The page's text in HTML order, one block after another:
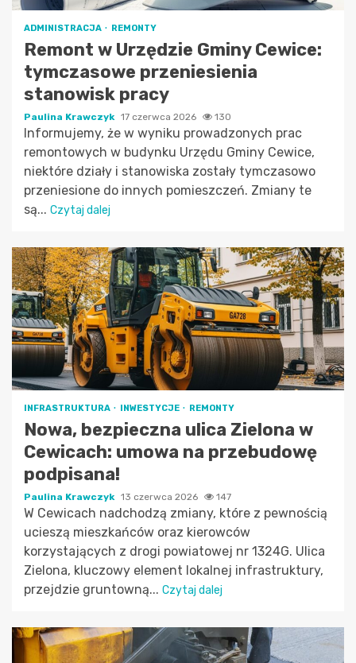
ADMINISTRACJA REMONTY
Remont w Urzędzie Gminy Cewice:
tymczasowe przeniesienia
stanowisk pracy
Paulina Krawczyk 17 czerwca 2026 130
Informujemy, że w wyniku prowadzonych prac
remontowych w budynku Urzędu Gminy Cewice,
niektóre działy i stanowiska zostały tymczasowo
przeniesione do innych pomieszczeń. Zmiany te
są... Czytaj dalej
INFRASTRUKTURA INWESTYCJE REMONTY
Nowa, bezpieczna ulica Zielona w
Cewicach: umowa na przebudowę
podpisana!
Paulina Krawczyk 13 czerwca 2026 147
W Cewicach nadchodzą zmiany, które z pewnością
ucieszą mieszkańców oraz kierowców
korzystających z drogi powiatowej nr 1324G. Ulica
Zielona, kluczowy element lokalnej infrastruktury,
przejdzie gruntowną... Czytaj dalej